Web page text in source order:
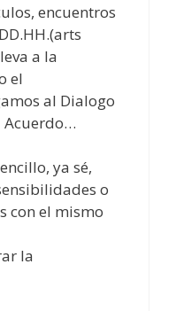
encuentros
a la
el
al Dialogo
Acuerdo…
ya sé,
o
con el mismo
la